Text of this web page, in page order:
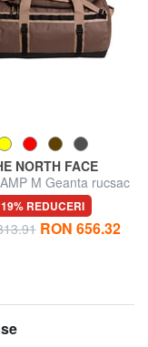
NORTH FACE
M Geanta rucsac
19% REDUCERI
RON 656.32